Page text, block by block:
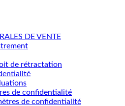
DE VENTE
de rétractation
de confidentialité
de confidentialité